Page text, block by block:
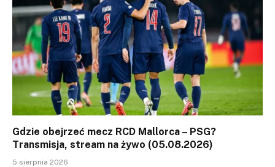
Gdzie obejrzeć mecz RCD Mallorca – PSG?
Transmisja, stream na żywo (05.08.2026)
5 sierpnia 2026